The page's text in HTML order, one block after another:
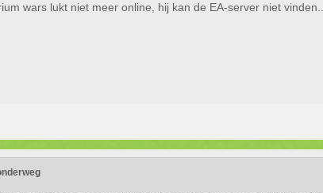
wars lukt niet meer online, hij kan de EA-server niet